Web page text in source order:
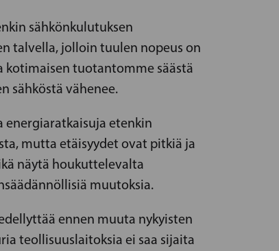
sähkönkulutuksen
talvella, jolloin tuulen nopeus on
kotimaisen tuotantomme säästä
sähköstä vähenee.
energiaratkaisuja etenkin
mutta etäisyydet ovat pitkiä ja
näytä houkuttelevalta
muutoksia.
ennen muuta nykyisten
teollisuuslaitoksia ei saa sijaita